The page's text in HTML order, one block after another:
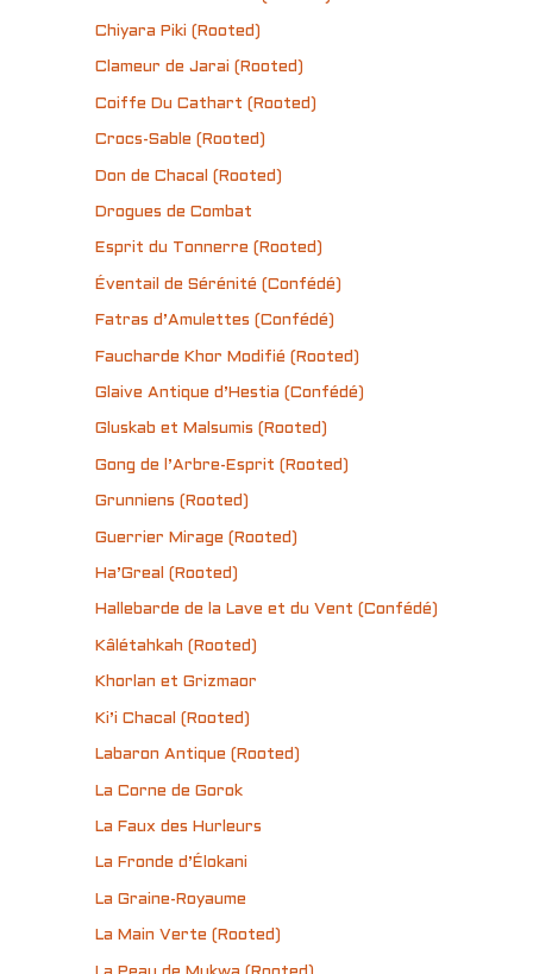
Chiyara Piki (Rooted)
Clameur de Jarai (Rooted)
Coiffe Du Cathart (Rooted)
Crocs-Sable (Rooted)
Don de Chacal (Rooted)
Drogues de Combat
Esprit du Tonnerre (Rooted)
Éventail de Sérénité (Confédé)
Fatras d’Amulettes (Confédé)
Faucharde Khor Modifié (Rooted)
Glaive Antique d’Hestia (Confédé)
Gluskab et Malsumis (Rooted)
Gong de l’Arbre-Esprit (Rooted)
Grunniens (Rooted)
Guerrier Mirage (Rooted)
Ha’Greal (Rooted)
Hallebarde de la Lave et du Vent (Confédé)
Kâlétahkah (Rooted)
Khorlan et Grizmaor
Ki’i Chacal (Rooted)
Labaron Antique (Rooted)
La Corne de Gorok
La Faux des Hurleurs
La Fronde d’Élokani
La Graine-Royaume
La Main Verte (Rooted)